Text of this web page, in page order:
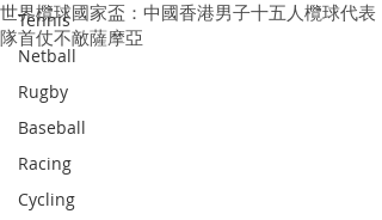
Tennis
Netball
Rugby
Baseball
Racing
Cycling
世界欖球國家盃：中國香港男子十五人欖球代表
隊首仗不敵薩摩亞